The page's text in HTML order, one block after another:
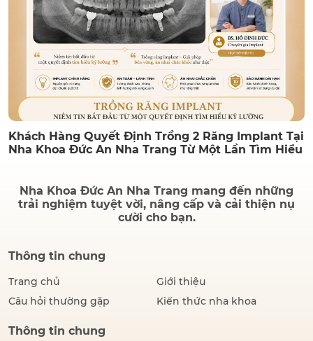
Khách Hàng Quyết Định Trồng 2 Răng Implant Tại
Nha Khoa Đức An Nha Trang Từ Một Lần Tìm Hiểu
Nha Khoa Đức An Nha Trang mang đến những
trải nghiệm tuyệt vời, nâng cấp và cải thiện nụ
cười cho bạn.
Thông tin chung
Trang chủ
Giới thiệu
Câu hỏi thường gặp
Kiến thức nha khoa
Thông tin chung